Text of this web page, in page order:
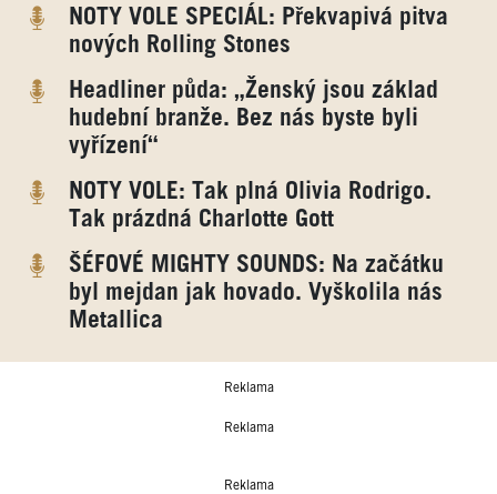
NOTY VOLE SPECIÁL: Překvapivá pitva
nových Rolling Stones
Headliner půda: „Ženský jsou základ
hudební branže. Bez nás byste byli
vyřízení“
NOTY VOLE: Tak plná Olivia Rodrigo.
Tak prázdná Charlotte Gott
ŠÉFOVÉ MIGHTY SOUNDS: Na začátku
byl mejdan jak hovado. Vyškolila nás
Metallica
Reklama
Reklama
Reklama